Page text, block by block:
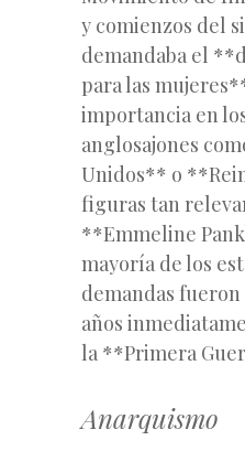
y comienzos del
demandaba el
para las
importancia en
anglosajones
Unidos** o
figuras tan
**Emmeline
mayoría de los
demandas fueron
años
la **Primera
Anarquismo